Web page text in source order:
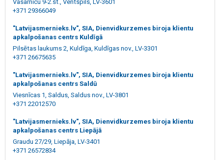
Vasarnīcu 9-2.st., Ventspils, LV-3601
+371 29366049
"Latvijasmernieks.lv", SIA, Dienvidkurzemes biroja klientu
apkalpošanas centrs Kuldīgā
Pilsētas laukums 2, Kuldīga, Kuldīgas nov., LV-3301
+371 26675635
"Latvijasmernieks.lv", SIA, Dienvidkurzemes biroja klientu
apkalpošanas centrs Saldū
Viesnīcas 1, Saldus, Saldus nov., LV-3801
+371 22012570
"Latvijasmernieks.lv", SIA, Dienvidkurzemes biroja klientu
apkalpošanas centrs Liepājā
Graudu 27/29, Liepāja, LV-3401
+371 26572834